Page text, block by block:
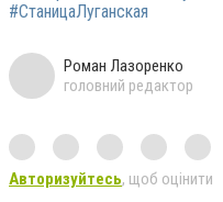
#СтаницаЛуганская
Роман Лазоренко
головний редактор
Авторизуйтесь, щоб оцінити